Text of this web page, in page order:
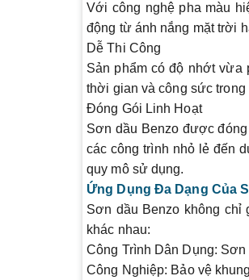
Với công nghệ pha màu
động từ ánh nắng mặt trời
Dễ Thi Công
Sản phẩm có độ nhớt vừa
thời gian và công sức
Đóng Gói Linh Hoạt
Sơn dầu Benzo được
các công trình nhỏ lẻ đến
quy mô sử dụng.
Ứng Dụng Đa Dạng Của
Sơn dầu Benzo không
khác nhau:
Công Trình Dân Dụng: Sơn
Công Nghiệp: Bảo vệ